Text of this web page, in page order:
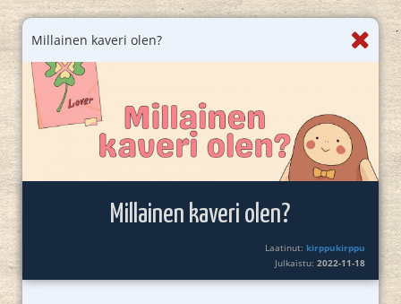
Millainen kaveri olen?
Millainen kaveri olen?
Laatinut:kirppukirppu
Julkaistu:2022-11-18